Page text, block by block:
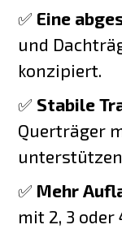
✅ Eine
und
konzipiert.
✅ Stabile
Querträger
✅ Mehr
mit 2, 3